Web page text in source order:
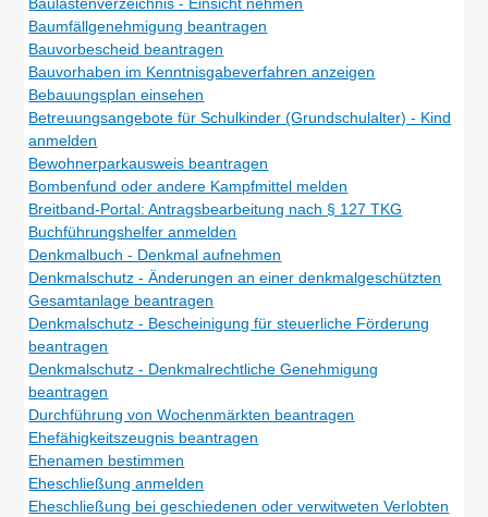
Baulastenverzeichnis - Einsicht nehmen
Baumfällgenehmigung beantragen
Bauvorbescheid beantragen
Bauvorhaben im Kenntnisgabeverfahren anzeigen
Bebauungsplan einsehen
Betreuungsangebote für Schulkinder (Grundschulalter) - Kind
anmelden
Bewohnerparkausweis beantragen
Bombenfund oder andere Kampfmittel melden
Breitband-Portal: Antragsbearbeitung nach § 127 TKG
Buchführungshelfer anmelden
Denkmalbuch - Denkmal aufnehmen
Denkmalschutz - Änderungen an einer denkmalgeschützten
Gesamtanlage beantragen
Denkmalschutz - Bescheinigung für steuerliche Förderung
beantragen
Denkmalschutz - Denkmalrechtliche Genehmigung
beantragen
Durchführung von Wochenmärkten beantragen
Ehefähigkeitszeugnis beantragen
Ehenamen bestimmen
Eheschließung anmelden
Eheschließung bei geschiedenen oder verwitweten Verlobten